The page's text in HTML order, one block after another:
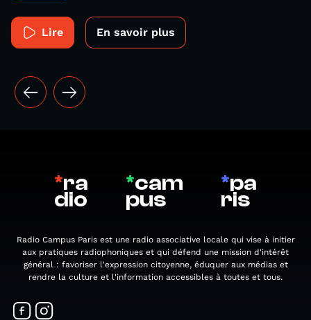
Lire En savoir plus
*ra
dio
*cam
pus
*pa
ris
Radio Campus Paris est une radio associative locale qui vise à initier
aux pratiques radiophoniques et qui défend une mission d'intérêt
général : favoriser l'expression citoyenne, éduquer aux médias et
rendre la culture et l'information accessibles à toutes et tous.